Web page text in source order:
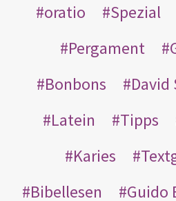
oratio
Spezial
Pergament
Bonbons
David
Latein
Tipps
Karies
Bibellesen
Guido